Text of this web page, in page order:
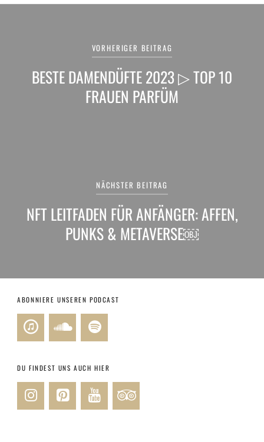
VORHERIGER BEITRAG
BESTE DAMENDÜFTE 2023 ▷ TOP 10
FRAUEN PARFÜM
NÄCHSTER BEITRAG
NFT LEITFADEN FÜR ANFÄNGER: AFFEN,
PUNKS & METAVERSE￼
ABONNIERE UNSEREN PODCAST
DU FINDEST UNS AUCH HIER